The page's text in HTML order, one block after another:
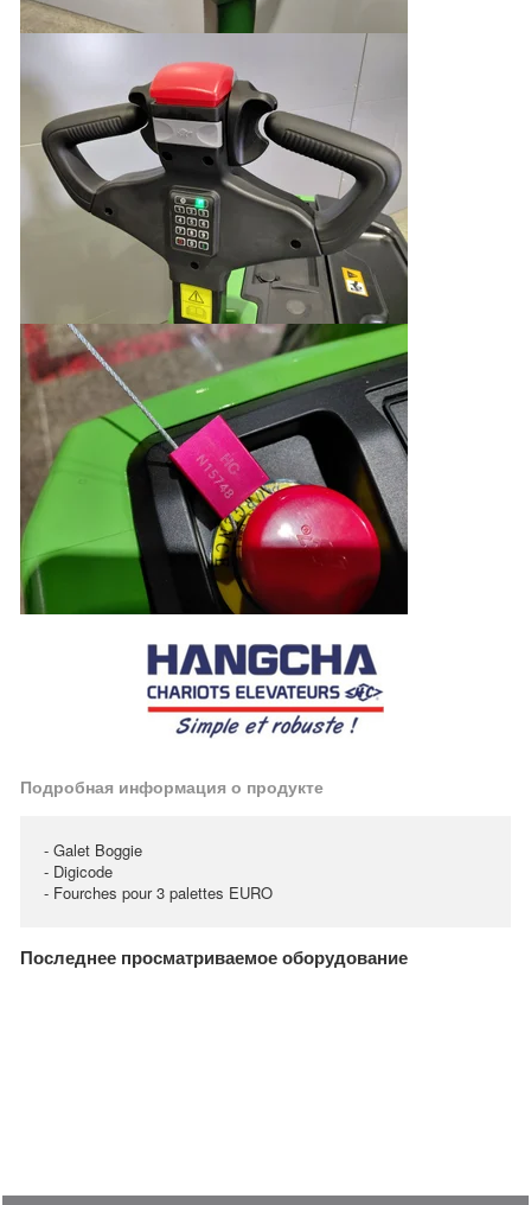
Подробная информация о продукте
- Galet Boggie
- Digicode
- Fourches pour 3 palettes EURO
Последнее просматриваемое оборудование